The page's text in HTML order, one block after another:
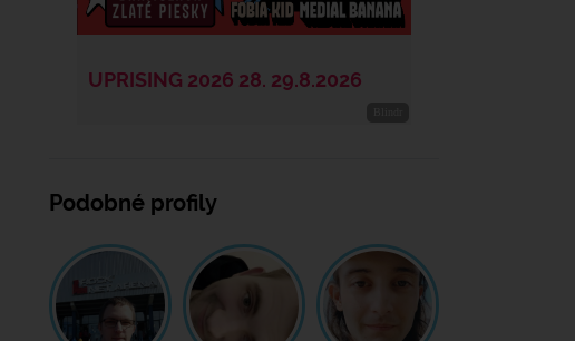
Podobné profily